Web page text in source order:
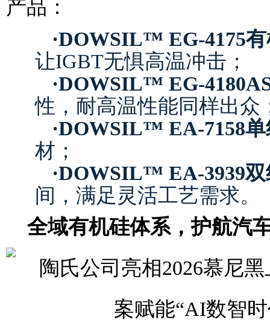
产品：
·DOWSIL™ EG-4175有
让IGBT无惧高温冲击；
·DOWSIL™ EG-
性，耐高温性能同样出众
·DOWSIL™ EA-7158单
材；
·DOWSIL™ EA-3939双
间，满足灵活工艺需求。
全域有机硅体系，护航汽